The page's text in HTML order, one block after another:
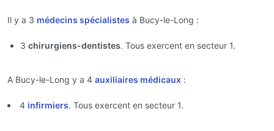
Il y a 3 médecins spécialistes à Bucy-le-Long :
3 chirurgiens-dentistes. Tous exercent en secteur 1.
A Bucy-le-Long y a 4 auxiliaires médicaux :
4 infirmiers. Tous exercent en secteur 1.